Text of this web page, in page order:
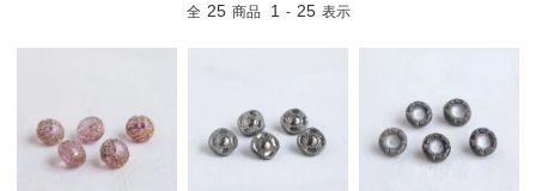
全 25 商品 1 - 25 表示